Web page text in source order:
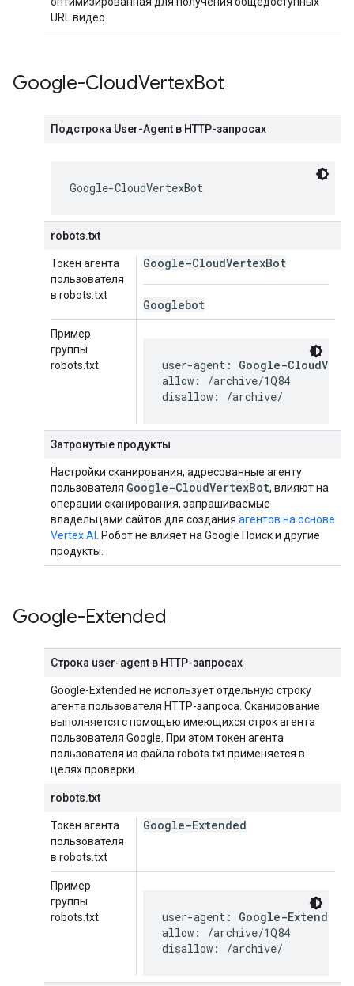
URL видео.
Google-CloudVertexBot
Подстрока User-Agent в HTTP-запросах
Google-CloudVertexBot
robots.txt
Токен агента
пользователя
в robots.txt
Google-CloudVertexBot
Googlebot
Пример
группы
robots.txt
user-agent: Google-
allow: /archive/1Q84
disallow: /archive/
Затронутые продукты
Настройки сканирования, адресованные агенту
пользователя Google-CloudVertexBot, влияют на
операции сканирования, запрашиваемые
владельцами сайтов для создания агентов на основе
Vertex AI
. Робот не влияет на Google Поиск и другие
продукты.
Google-Extended
Строка user-agent в HTTP-запросах
Google-Extended не использует отдельную строку
агента пользователя HTTP-запроса. Сканирование
выполняется с помощью имеющихся строк агента
пользователя Google. При этом токен агента
пользователя из файла robots.txt применяется в
целях проверки.
robots.txt
Токен агента
пользователя
в robots.txt
Google-Extended
Пример
группы
robots.txt
user-agent: Google-Extended
allow: /archive/1Q84
disallow: /archive/